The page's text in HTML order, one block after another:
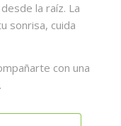
la raíz. La
sonrisa, cuida
con una